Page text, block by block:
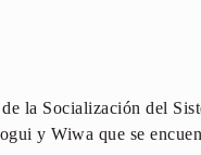
de la Socialización del
y Wiwa que se